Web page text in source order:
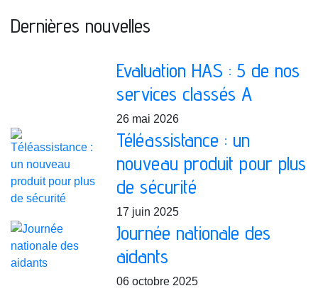
Dernières nouvelles
Evaluation HAS : 5 de nos
services classés A
26 mai 2026
Téléassistance : un
nouveau produit pour plus
de sécurité
17 juin 2025
Journée nationale des
aidants
06 octobre 2025